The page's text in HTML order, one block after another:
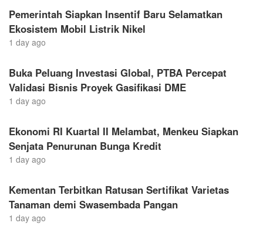
Pemerintah Siapkan Insentif Baru Selamatkan
Ekosistem Mobil Listrik Nikel
1 day ago
Buka Peluang Investasi Global, PTBA Percepat
Validasi Bisnis Proyek Gasifikasi DME
1 day ago
Ekonomi RI Kuartal II Melambat, Menkeu Siapkan
Senjata Penurunan Bunga Kredit
1 day ago
Kementan Terbitkan Ratusan Sertifikat Varietas
Tanaman demi Swasembada Pangan
1 day ago